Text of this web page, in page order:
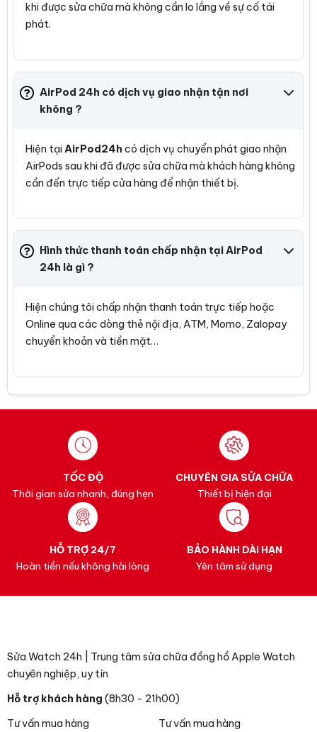
khi được sửa chữa mà không cần lo lắng về sự cố tái
phát.
AirPod 24h có dịch vụ giao nhận tận nơi
không ?
Hiện tạiAirPod24h có dịch vụ chuyển phát giao nhận
AirPods sau khi đã được sửa chữa mà khách hàng không
cần đến trực tiếp cửa hàng để nhận thiết bị.
Hình thức thanh toán chấp nhận tại AirPod
24h là gì ?
Hiện chúng tôi chấp nhận thanh toán trực tiếp hoặc
Online qua các dòng thẻ nội địa, ATM, Momo, Zalopay
chuyển khoản và tiền mặt…
TỐC ĐỘ
Thời gian sửa nhanh, đúng hẹn
CHUYÊN GIA SỬA CHỮA
Thiết bị hiện đại
HỖ TRỢ 24/7
Hoàn tiền nếu không hài lòng
BẢO HÀNH DÀI HẠN
Yên tâm sử dụng
Sửa Watch 24h | Trung tâm sửa chữa đồng hồ Apple Watch
chuyên nghiệp, uy tín
Hỗ trợ khách hàng (8h30 - 21h00)
Tư vấn mua hàng
Tư vấn mua hàng